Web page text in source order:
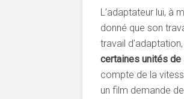
L’adaptateur lui, à
donné que son
travail
certaines unités de
compte de la
un film demande